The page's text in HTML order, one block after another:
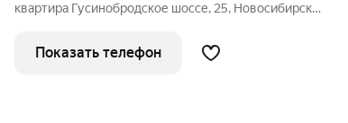
квартира Гусинобродское шоссе, 25, Новосибирск
жилая 58 м, кухня 7 м, этаж 1 из 9, высота потолков 2,7 м,
раздельный санузел,
Показать телефон